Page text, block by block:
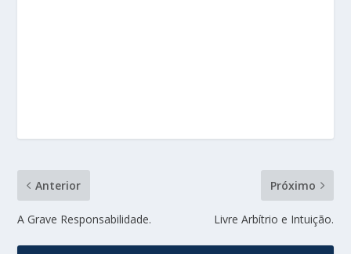
Anterior
A Grave Responsabilidade.
Próximo
Livre Arbítrio e Intuição.